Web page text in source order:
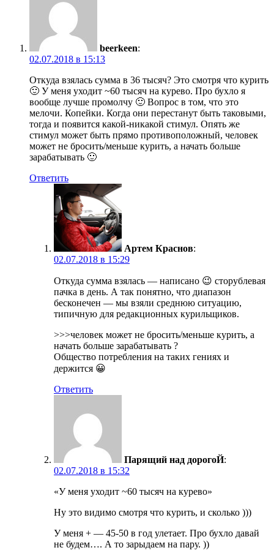
beerkeen:
02.07.2018 в 15:13
Откуда взялась сумма в 36 тысяч? Это смотря что курить
🙂 У меня уходит ~60 тысяч на курево. Про бухло я
вообще лучше промолчу 🙂 Вопрос в том, что это
мелочи. Копейки. Когда они перестанут быть таковыми,
тогда и появится какой-никакой стимул. Опять же
стимул может быть прямо противоположный, человек
может не бросить/меньше курить, а начать больше
зарабатывать 🙂
Ответить
Артем Краснов:
02.07.2018 в 15:29
Откуда сумма взялась — написано 😉 сторублевая
пачка в день. А так понятно, что диапазон
бесконечен — мы взяли среднюю ситуацию,
типичную для редакционных курильщиков.
>>>человек может не бросить/меньше курить, а
начать больше зарабатывать ?
Общество потребления на таких гениях и
держится 😀
Ответить
Парящий над дорогоЙ:
02.07.2018 в 15:32
«У меня уходит ~60 тысяч на курево»
Ну это видимо смотря что курить, и сколько )))
У меня + — 45-50 в год улетает. Про бухло давай
не будем…. А то зарыдаем на пару. ))